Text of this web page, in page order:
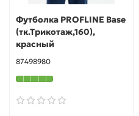
Футболка PROFLINE Base
(тк.Трикотаж,160),
красный
87498980